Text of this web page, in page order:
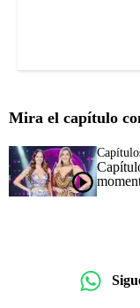
Mira el capítulo